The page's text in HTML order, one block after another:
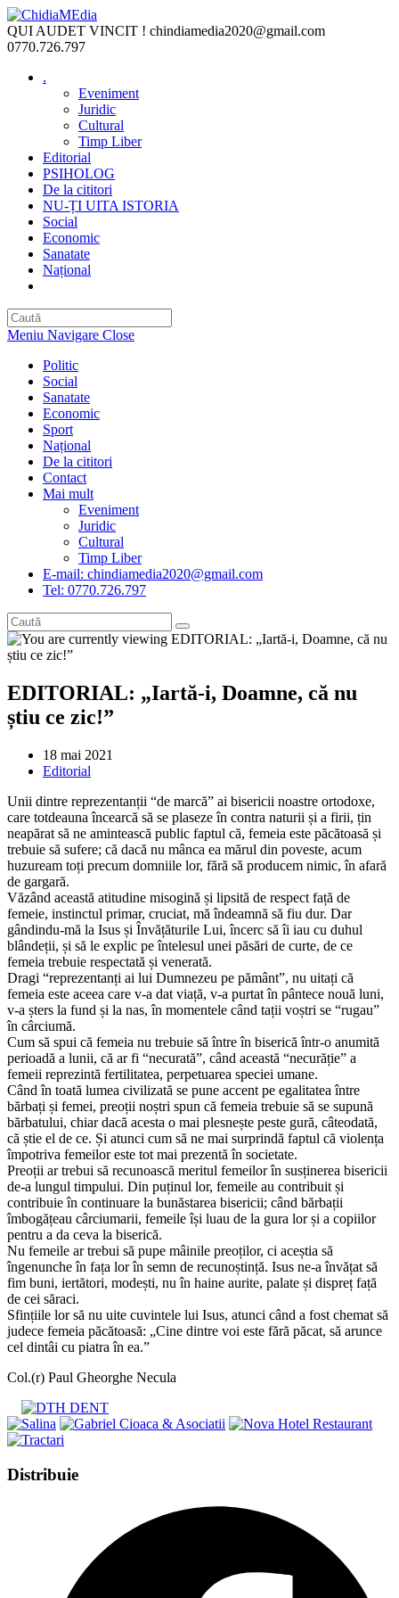
Skip
to
content
QUI AUDET VINCIT ! chindiamedia2020@gmail.com
0770.726.797
.
Eveniment
Juridic
Cultural
Timp Liber
Editorial
PSIHOLOG
De la cititori
NU-ȚI UITA ISTORIA
Social
Economic
Sanatate
Național
Meniu Navigare Close
Politic
Social
Sanatate
Economic
Sport
Național
De la cititori
Contact
Mai mult
Eveniment
Juridic
Cultural
Timp Liber
E-mail: chindiamedia2020@gmail.com
Tel: 0770.726.797
EDITORIAL: „Iartă-i, Doamne, că nu
știu ce zic!”
Post
published:
18 mai 2021
Post
Editorial
Unii dintre reprezentanții “de marcă” ai bisericii noastre ortodoxe,
care totdeauna încearcă să se plaseze în contra naturii și a firii, țin
neapărat să ne amintească public faptul că, femeia este păcătoasă și
trebuie să sufere; că dacă nu mânca ea mărul din poveste, acum
huzuream toți precum domniile lor, fără să producem nimic, în afară
de gargară.
Văzând această atitudine misogină și lipsită de respect față de
femeie, instinctul primar, cruciat, mă îndeamnă să fiu dur. Dar
gândindu-mă la Isus și Învățăturile Lui, încerc să îi iau cu duhul
blândeții, și să le explic pe întelesul unei păsări de curte, de ce
femeia trebuie respectată și venerată.
Dragi “reprezentanți ai lui Dumnezeu pe pământ”, nu uitați că
femeia este aceea care v-a dat viață, v-a purtat în pântece nouă luni,
v-a șters la fund și la nas, în momentele când tații voștri se “rugau”
în cârciumă.
Cum să spui că femeia nu trebuie să între în biserică într-o anumită
perioadă a lunii, că ar fi “necurată”, când această “necurăție” a
femeii reprezintă fertilitatea, perpetuarea speciei umane.
Când în toată lumea civilizată se pune accent pe egalitatea între
bărbați și femei, preoții noștri spun că femeia trebuie să se supună
bărbatului, chiar dacă acesta o mai plesnește peste gură, câteodată,
că știe el de ce. Și atunci cum să ne mai surprindă faptul că violența
împotriva femeilor este tot mai prezentă în societate.
Preoții ar trebui să recunoască meritul femeilor în susținerea bisericii
de-a lungul timpului. Din puținul lor, femeile au contribuit și
contribuie în continuare la bunăstarea bisericii; când bărbații
îmbogățeau cârciumarii, femeile își luau de la gura lor și a copiilor
pentru a da ceva la biserică.
Nu femeile ar trebui să pupe mâinile preoților, ci aceștia să
îngenunche în fața lor în semn de recunoștință. Isus ne-a învățat să
fim buni, iertători, modești, nu în haine aurite, palate și dispreț față
de cei săraci.
Sfințiile lor să nu uite cuvintele lui Isus, atunci când a fost chemat să
judece femeia păcătoasă: „Cine dintre voi este fără păcat, să arunce
cel dintâi cu piatra în ea.”
Col.(r) Paul Gheorghe Necula
DistribuieShare
window